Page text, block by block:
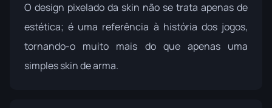
O design pixelado da skin não se trata apenas de
estética; é uma referência à história dos jogos,
tornando-o muito mais do que apenas uma
simples skin de arma.